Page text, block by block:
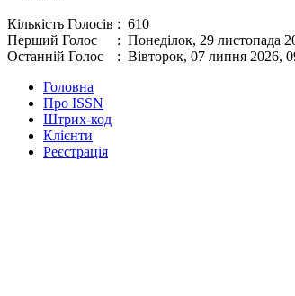
Кількість Голосів : 610
Перший Голос
: Понеділок, 29 листопада
Останній Голос
: Вівторок, 07 липня 2026,
Головна
Про ISSN
Штрих-код
Клієнти
Реєстрація